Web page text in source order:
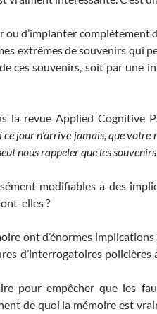
ou d’implanter
extrêmes de souvenirs qui
ces souvenirs, soit par une
revue Applied Cognitive
ce jour n’arrive jamais, que
nous rappeler que les
modifiables a des
elles ?
ont d’énormes
d’interrogatoires
pour empêcher que les
de quoi la mémoire est